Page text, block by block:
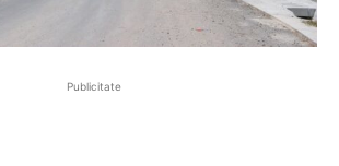
Publicitate